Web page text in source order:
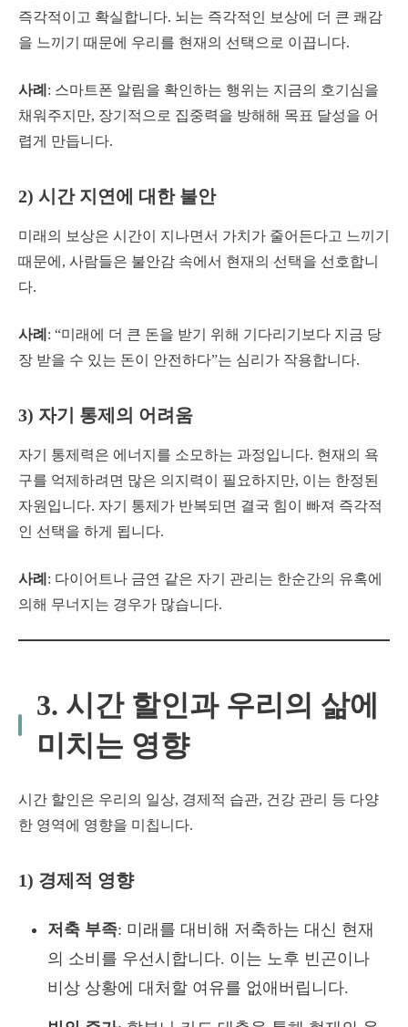
즉각적이고 확실합니다. 뇌는 즉각적인 보상에 더 큰 쾌감
을 느끼기 때문에 우리를 현재의 선택으로 이끕니다.
사례 : 스마트폰 알림을 확인하는 행위는 지금의 호기심을
채워주지만, 장기적으로 집중력을 방해해 목표 달성을 어
렵게 만듭니다.
2) 시간 지연에 대한 불안
미래의 보상은 시간이 지나면서 가치가 줄어든다고 느끼기
때문에, 사람들은 불안감 속에서 현재의 선택을 선호합니
다.
사례 : “미래에 더 큰 돈을 받기 위해 기다리기보다 지금 당
장 받을 수 있는 돈이 안전하다”는 심리가 작용합니다.
3) 자기 통제의 어려움
자기 통제력은 에너지를 소모하는 과정입니다. 현재의 욕
구를 억제하려면 많은 의지력이 필요하지만, 이는 한정된
자원입니다. 자기 통제가 반복되면 결국 힘이 빠져 즉각적
인 선택을 하게 됩니다.
사례 : 다이어트나 금연 같은 자기 관리는 한순간의 유혹에
의해 무너지는 경우가 많습니다.
3. 시간 할인과 우리의 삶에
미치는 영향
시간 할인은 우리의 일상, 경제적 습관, 건강 관리 등 다양
한 영역에 영향을 미칩니다.
1) 경제적 영향
저축 부족: 미래를 대비해 저축하는 대신 현재
의 소비를 우선시합니다. 이는 노후 빈곤이나
비상 상황에 대처할 여유를 없애버립니다.